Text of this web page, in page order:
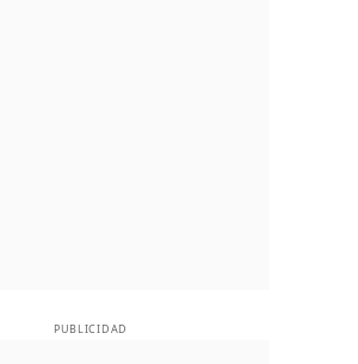
PUBLICIDAD